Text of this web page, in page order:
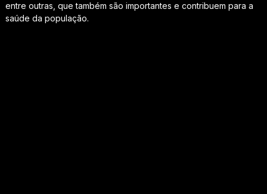
entre outras, que também são importantes e contribuem para a
saúde da população.